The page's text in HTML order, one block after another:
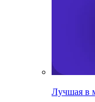
Лучшая в